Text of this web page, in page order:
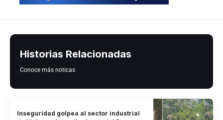
Historias Relacionadas
Conoce más noticas
Inseguridad golpea al sector industrial